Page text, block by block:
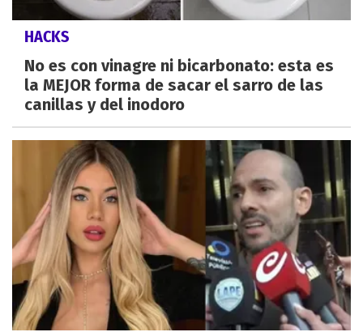
HACKS
No es con vinagre ni bicarbonato: esta es
la MEJOR forma de sacar el sarro de las
canillas y del inodoro